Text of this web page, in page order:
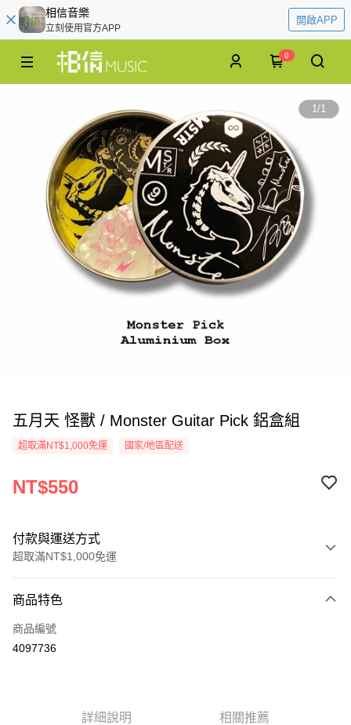
相信音樂
立刻使用官方APP
開啟APP
0
1/1
五月天 怪獸 / Monster Guitar Pick 鋁盒組
超取滿NT$1,000免運 國家/地區配送
NT$550
付款與運送方式
超取滿NT$1,000免運
信用卡一次付款
超商取貨付款
商品特色
商品編號
4097736
詳細說明 相關推薦